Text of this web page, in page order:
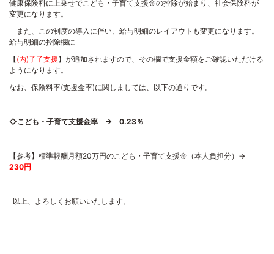
健康保険料に上乗せでこども・子育て支援金の控除が始まり、社会保険料が
変更になります。
また、この制度の導入に伴い、給与明細のレイアウトも変更になります。
給与明細の控除欄に
【(内)子子支援】が追加されますので、その欄で支援金額をご確認いただける
ようになります。
なお、保険料率(支援金率)に関しましては、以下の通りです。
◇こども・子育て支援金率 → 0.23％
【参考】標準報酬月額20万円のこども・子育て支援金（本人負担分）→
230円
以上、よろしくお願いいたします。